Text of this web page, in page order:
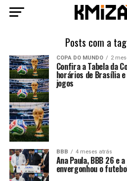
Posts com a
COPA DO MUNDO 2
Confira a Tabela da
horários de Brasília
jogos
BBB 4 meses atrás
Ana Paula, BBB 26 e
envergonhou o